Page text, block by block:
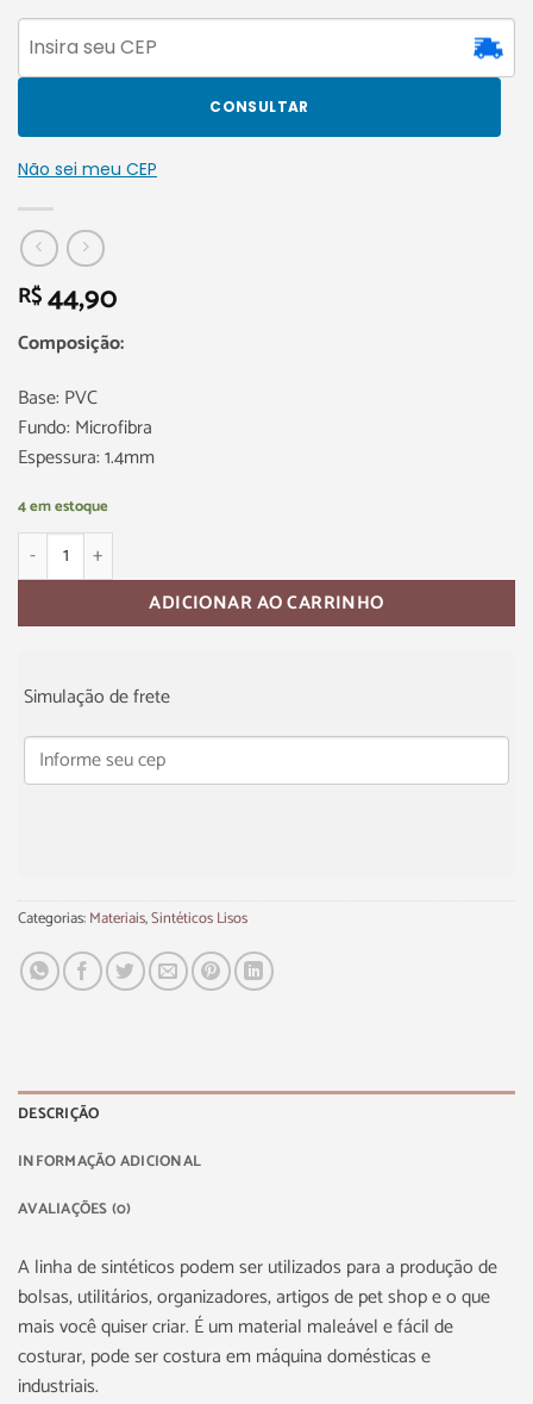
CONSULTAR
Não sei meu CEP
R$44,90
Composição:
Base: PVC
Fundo: Microfibra
Espessura: 1.4mm
4 em estoque
ADICIONAR AO CARRINHO
Simulação de frete
Categorias:Materiais,Sintéticos Lisos
DESCRIÇÃO
INFORMAÇÃO ADICIONAL
AVALIAÇÕES (0)
A linha de sintéticos podem ser utilizados para a produção de
bolsas, utilitários, organizadores, artigos de pet shop e o que
mais você quiser criar. É um material maleável e fácil de
costurar, pode ser costura em máquina domésticas e
industriais.